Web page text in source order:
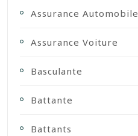
Assurance Automobile
Assurance Voiture
Basculante
Battante
Battants